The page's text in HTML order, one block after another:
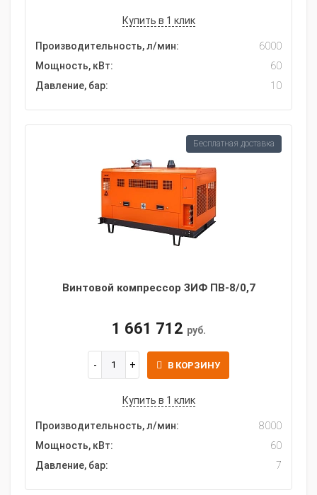
Купить в 1 клик
Производительность, л/мин:
6000
Мощность, кВт:
60
Давление, бар:
10
Винтовой компрессор ЗИФ ПВ-8/0,7
1 661 712 руб.
В КОРЗИНУ
Купить в 1 клик
Производительность, л/мин:
8000
Мощность, кВт:
60
Давление, бар:
7
Бесплатная доставка